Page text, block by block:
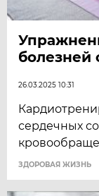
болезней
26.03.2025 10:31
сердечных
ЗДОРОВАЯ ЖИЗНЬ